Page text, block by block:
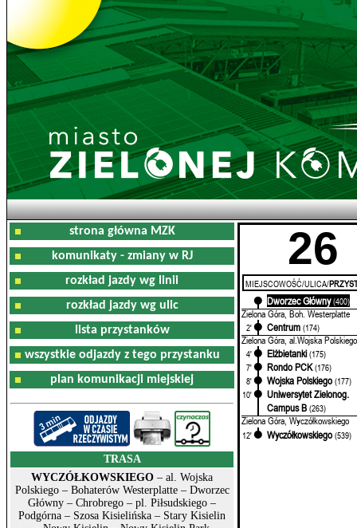
strona główna MZK
komunikaty - zmiany w RJ
rozkład jazdy wg linii
rozkład jazdy wg ulic
lista przystanków
wszystkie odjazdy z tego przystanku
plan komunikacji miejskiej
TRASA
WYCZÓŁKOWSKIEGO – al. Wojska
Polskiego – Bohaterów Westerplatte – Dworzec
Główny – Chrobrego – pl. Piłsudskiego –
Podgórna – Szosa Kisielińska – Stary Kisielin
26
MIEJSCOWOŚĆ/ULICA/
Dworzec Główny (400)
Zielona Góra, Boh. Westerplatte
2' Centrum (174)
Zielona Góra, al.Wojska Polskiego
4' Elżbietanki (175)
7'
Rondo PCK (176)
8'
Wojska Polskiego (177)
10'
Uniwersytet Zielonog.
Campus B (263)
Zielona Góra, Wyczółkowskiego
12' Wyczółkowskiego (539)